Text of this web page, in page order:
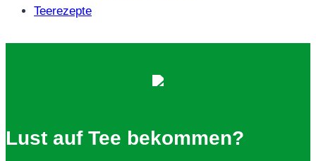
Teerezepte
Lust auf Tee bekommen?